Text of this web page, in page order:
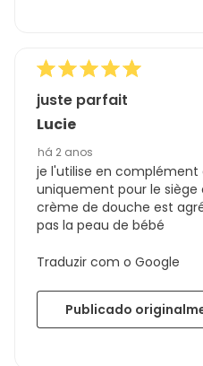
juste parfait
Lucie
há 2 anos
je l'utilise en complément
uniquement pour le
crème de douche est
pas la peau de bébé
Traduzir com o Google
Publicado